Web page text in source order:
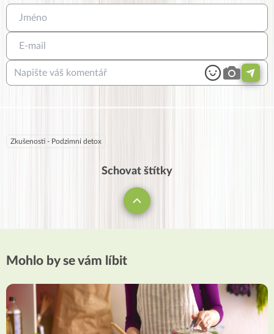
Zkušenosti - Podzimní detox
Schovat štítky
Mohlo by se vám líbit